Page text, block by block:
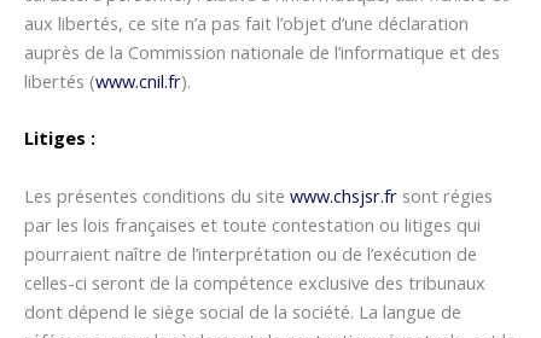
aux libertés, ce site n’a pas fait l’objet d’une déclaration
auprès de la Commission nationale de l’informatique et des
libertés (www.cnil.fr).
Litiges :
Les présentes conditions du site www.chsjsr.fr sont régies
par les lois françaises et toute contestation ou litiges qui
pourraient naître de l’interprétation ou de l’exécution de
celles-ci seront de la compétence exclusive des tribunaux
dont dépend le siège social de la société. La langue de